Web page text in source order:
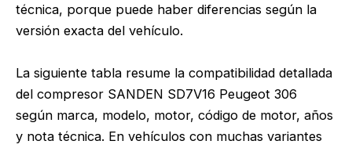
técnica, porque puede haber diferencias según la
versión exacta del vehículo.
La siguiente tabla resume la compatibilidad detallada
del compresor SANDEN SD7V16 Peugeot 306
según marca, modelo, motor, código de motor, años
y nota técnica. En vehículos con muchas variantes